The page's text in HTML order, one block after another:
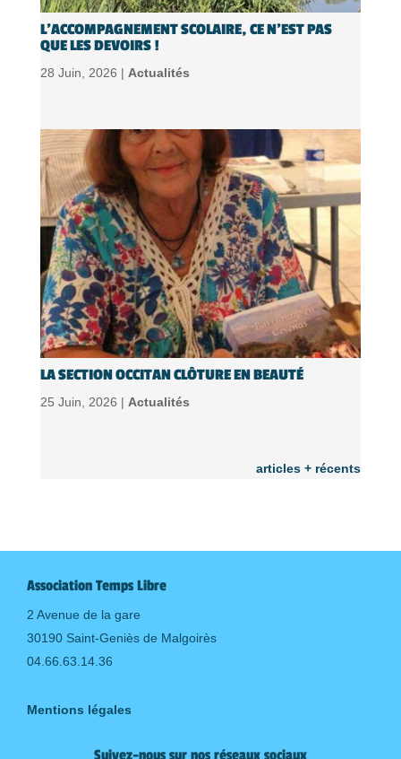
L’ACCOMPAGNEMENT SCOLAIRE, CE N’EST PAS
QUE LES DEVOIRS !
28 Juin, 2026 | Actualités
LA SECTION OCCITAN CLÔTURE EN BEAUTÉ
25 Juin, 2026 | Actualités
articles + récents
Association Temps Libre
2 Avenue de la gare
30190 Saint-Geniès de Malgoirès
04.66.63.14.36
Mentions légales